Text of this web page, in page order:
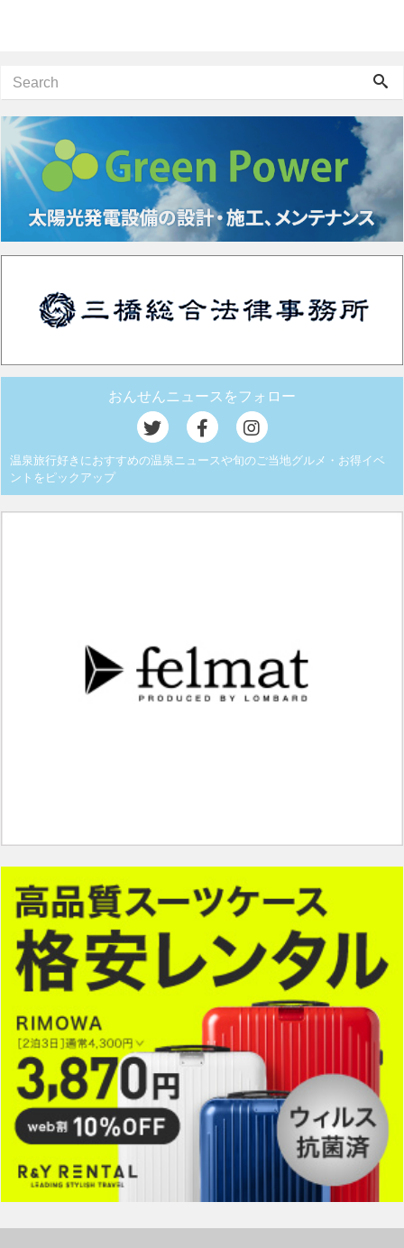
おんせんニュースをフォロー
温泉旅行好きにおすすめの温泉ニュースや旬のご当地グルメ・お得イベ
ントをピックアップ